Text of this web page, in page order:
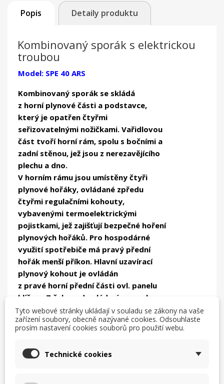
Popis Detaily produktu
Kombinovaný sporák s elektrickou
troubou
Model: SPE 40 ARS
Kombinovaný sporák se skládá
z horní plynové části a podstavce,
který je opatřen čtyřmi
seřizovatelnými nožičkami. Vařidlovou
část tvoří horní rám, spolu s bočními a
zadní stěnou, jež jsou z nerezavějícího
plechu a dno.
V horním rámu jsou umístěny čtyři
plynové hořáky, ovládané zpředu
čtyřmi regulačními kohouty,
vybavenými termoelektrickými
pojistkami, jež zajišťují bezpečné hoření
plynových hořáků. Pro hospodárné
využití spotřebiče má pravý přední
hořák menší příkon. Hlavní uzavírací
plynový kohout je ovládán
z pravé horní přední části ovl. panelu
klíčem. Z čela pod ovládacím panelem
je umístěna výsuvná odkapní mísa
pro přeteklé suroviny. V podstavci
spotřebiče je umístěna elektrická
dolním topným tělesem se
signalizací zapnutého stavu.
Tyto webové stránky ukládají v souladu se zákony na vaše
zařízení soubory, obecně nazývané cookies. Odsouhlaste
prosím nastavení cookies souborů pro použití webu.
Technické cookies